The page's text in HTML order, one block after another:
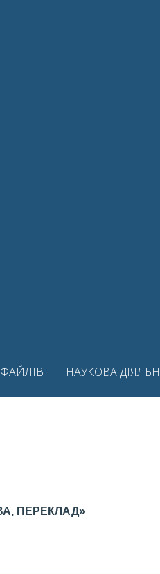
НАУКОВА
ПЕРЕКЛАД»